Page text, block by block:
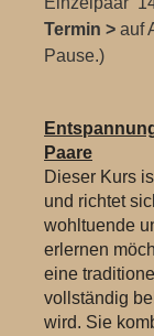
Termin > auf
Pause.)
Paare
Dieser Kurs
und richtet
wohltuende
erlernen
eine
vollständig
wird. Sie